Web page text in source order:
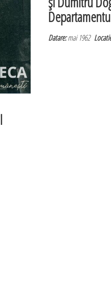
Datare:mai 1962